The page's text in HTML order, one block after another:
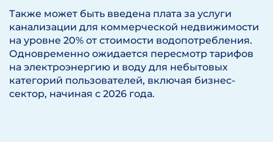
Также может быть введена плата за услуги
канализации для коммерческой недвижимости
на уровне 20% от стоимости водопотребления.
Одновременно ожидается пересмотр тарифов
на электроэнергию и воду для небытовых
категорий пользователей, включая бизнес-
сектор, начиная с 2026 года.